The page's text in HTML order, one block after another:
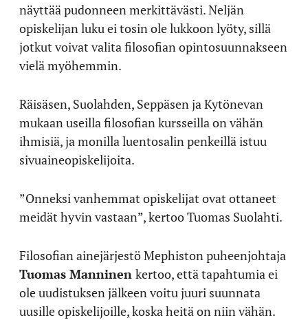
näyttää pudonneen merkittävästi. Neljän
opiskelijan luku ei tosin ole lukkoon lyöty, sillä
jotkut voivat valita filosofian opintosuunnakseen
vielä myöhemmin.
Räisäsen, Suolahden, Seppäsen ja Kytönevan
mukaan useilla filosofian kursseilla on vähän
ihmisiä, ja monilla luentosalin penkeillä istuu
sivuaineopiskelijoita.
”Onneksi vanhemmat opiskelijat ovat ottaneet
meidät hyvin vastaan”, kertoo Tuomas Suolahti.
Filosofian ainejärjestö Mephiston puheenjohtaja
Tuomas Manninen kertoo, että tapahtumia ei
ole uudistuksen jälkeen voitu juuri suunnata
uusille opiskelijoille, koska heitä on niin vähän.